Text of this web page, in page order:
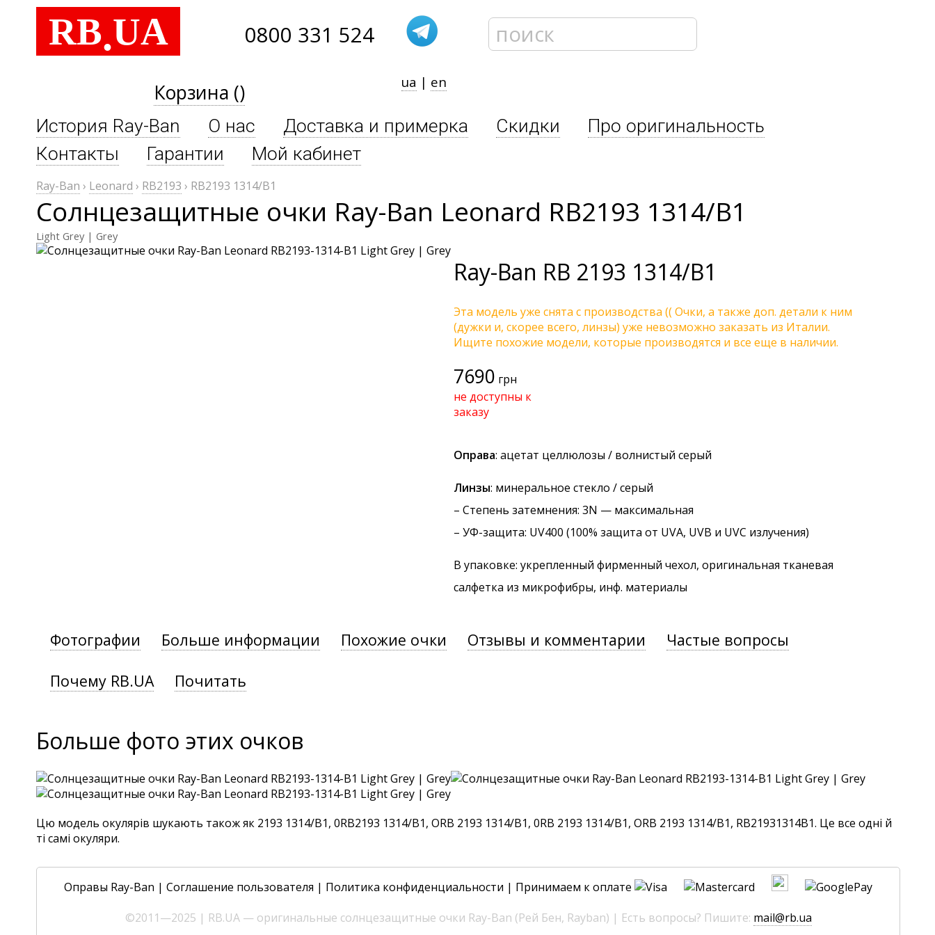
RB.UA 0800 331 524
Корзина () ua | en
История Ray-Ban О нас Доставка и примерка Скидки
Про оригинальность
Контакты
Гарантии Мой кабинет
Ray-Ban › Leonard › RB2193 › RB2193 1314/B1
Солнцезащитные очки Ray-Ban Leonard RB2193 1314/B1
Light Grey | Grey
Ray-Ban RB 2193 1314/B1
Эта модель уже снята с производства (( Очки, а также доп. детали к ним
(дужки и, скорее всего, линзы) уже невозможно заказать из Италии.
Ищите похожие модели, которые производятся и все еще в наличии.
7690 грн
не доступны к
заказу
Оправа: ацетат целлюлозы / волнистый серый
Линзы: минеральное стекло / серый
– Степень затемнения: 3N — максимальная
– УФ-защита: UV400 (100% защита от UVA, UVB и UVC излучения)
В упаковке: укрепленный фирменный чехол, оригинальная тканевая
салфетка из микрофибры, инф. материалы
Фотографии Больше информации Похожие очки Отзывы и комментарии Частые вопросы
Почему RB.UA Почитать
Больше фото этих очков
Цю модель окулярів шукають також як 2193 1314/B1, 0RB2193 1314/B1, ORB 2193 1314/B1, 0RB 2193 1314/B1, ORB 2193 1314/B1, RB21931314B1. Це все одні й
ті самі окуляри.
Оправы Ray-Ban | Соглашение пользователя | Политика конфиденциальности | Принимаем к оплате
©2011—2025 | RB.UA — оригинальные солнцезащитные очки Ray-Ban (Рей Бен, Rayban) | Есть вопросы? Пишите: mail@rb.ua